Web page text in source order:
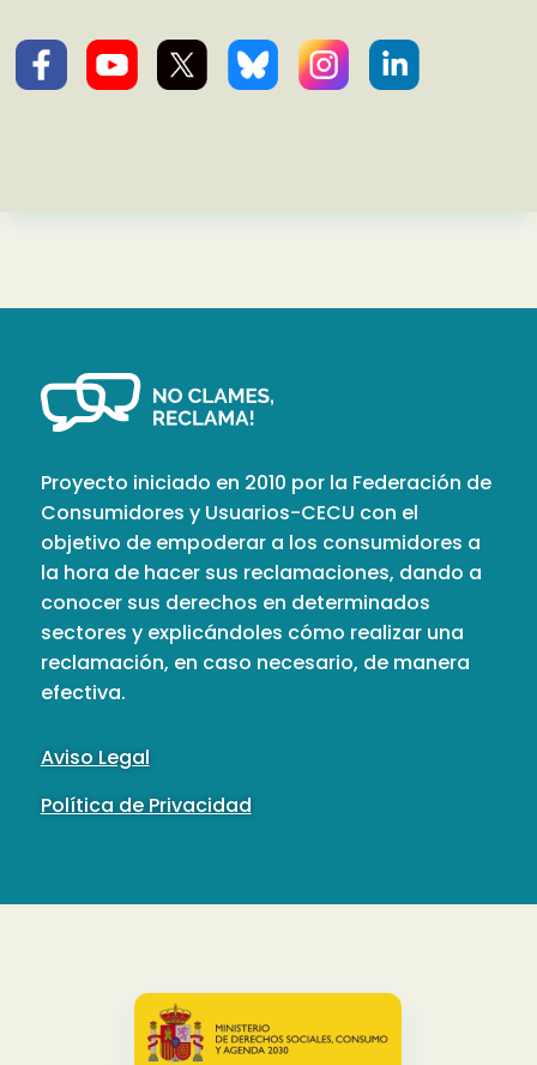
Proyecto iniciado en 2010 por la Federación de
Consumidores y Usuarios-CECU con el
objetivo de empoderar a los consumidores a
la hora de hacer sus reclamaciones, dando a
conocer sus derechos en determinados
sectores y explicándoles cómo realizar una
reclamación, en caso necesario, de manera
efectiva.
Aviso Legal
Política de Privacidad